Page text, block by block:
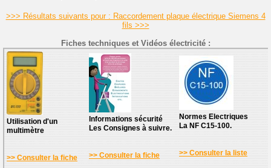
>>> Résultats suivants pour : Raccordement plaque électrique Siemens 4
fils >>>
Fiches techniques et Vidéos électricité :
Utilisation d'un
multimètre
>> Consulter la fiche
Informations sécurité
Les Consignes à suivre.
>> Consulter la fiche
Normes Electriques
La NF C15-100.
>> Consulter la liste